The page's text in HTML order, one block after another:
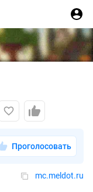
Проголосовать
mc.meldot.ru